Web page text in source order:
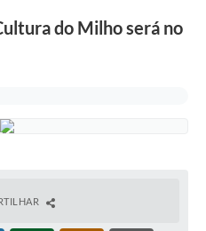
do Milho será no